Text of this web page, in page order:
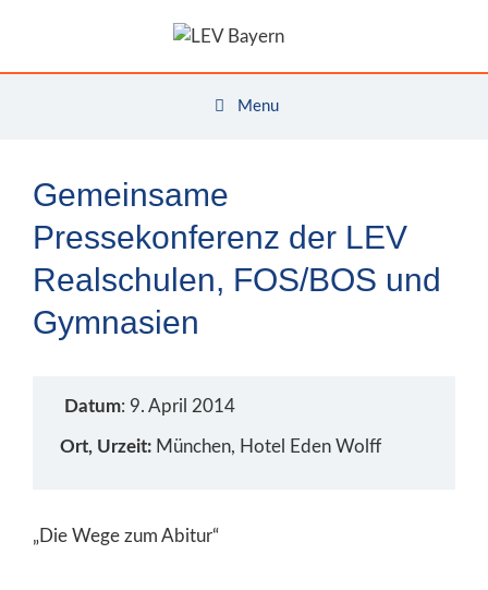
Menu
Gemeinsame
Pressekonferenz der LEV
Realschulen, FOS/BOS und
Gymnasien
Datum: 9. April 2014
Ort, Urzeit: München, Hotel Eden Wolff
„Die Wege zum Abitur“